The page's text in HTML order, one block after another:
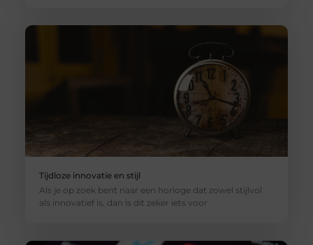
Tijdloze innovatie en stijl
Als je op zoek bent naar een horloge dat zowel stijlvol
als innovatief is, dan is dit zeker iets voor